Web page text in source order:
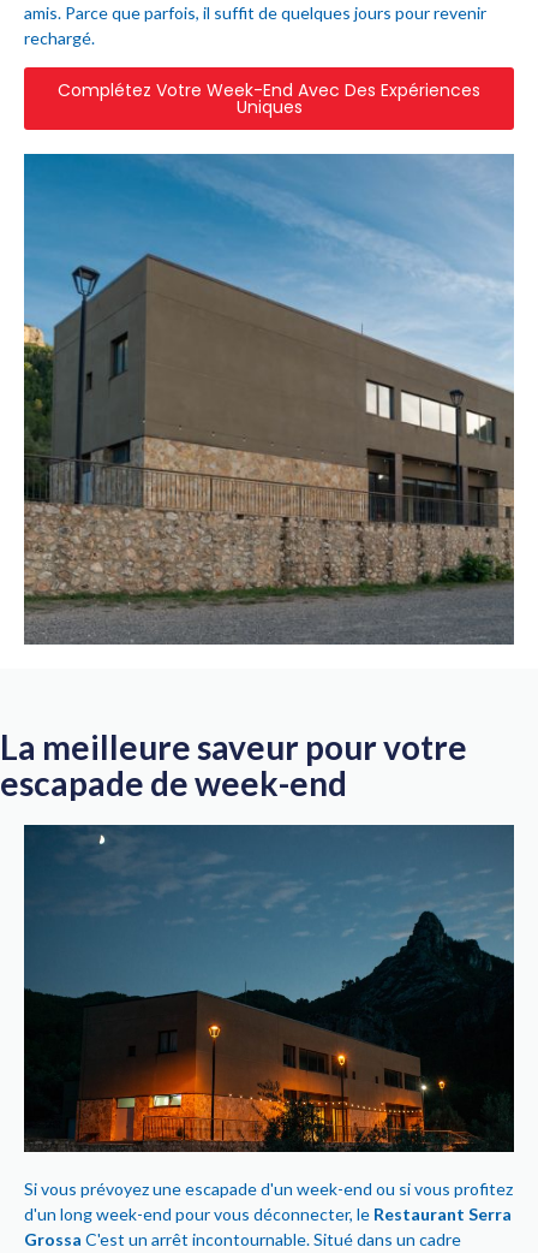
amis. Parce que parfois, il suffit de quelques jours pour revenir
rechargé.
Complétez Votre Week-End Avec Des Expériences
Uniques
La meilleure saveur pour votre
escapade de week-end
Si vous prévoyez une escapade d'un week-end ou si vous profitez
d'un long week-end pour vous déconnecter, le Restaurant Serra
Grossa C'est un arrêt incontournable. Situé dans un cadre